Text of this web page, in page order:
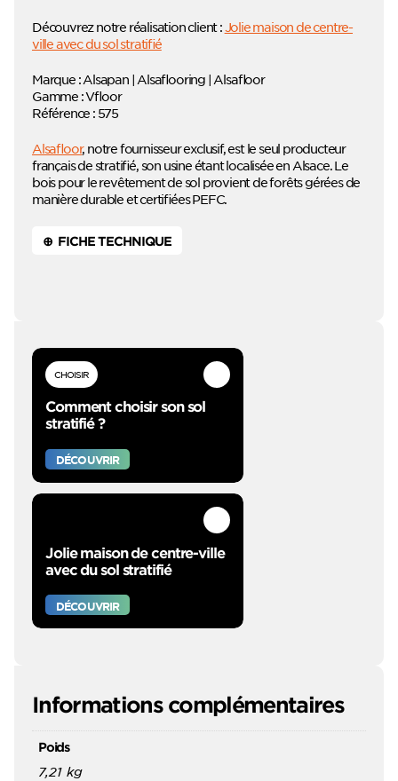
Découvrez notre réalisation client : Jolie maison de centre-
ville avec du sol stratifié
Marque : Alsapan | Alsaflooring | Alsafloor
Gamme : Vfloor
Référence : 575
Alsafloor, notre fournisseur exclusif, est le seul producteur
français de stratifié, son usine étant localisée en Alsace. Le
bois pour le revêtement de sol provient de forêts gérées de
manière durable et certifiées PEFC.
⊕ FICHE TECHNIQUE
CHOISIR
Comment choisir son sol
stratifié ?
DÉCOUVRIR
Jolie maison de centre-ville
avec du sol stratifié
DÉCOUVRIR
Informations complémentaires
Poids
7,21 kg